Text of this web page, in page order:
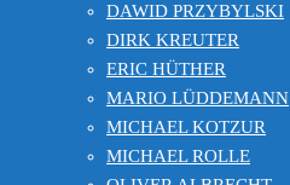
DAWID PRZYBYLSKI
DIRK KREUTER
ERIC HÜTHER
MARIO LÜDDEMANN
MICHAEL KOTZUR
MICHAEL ROLLE